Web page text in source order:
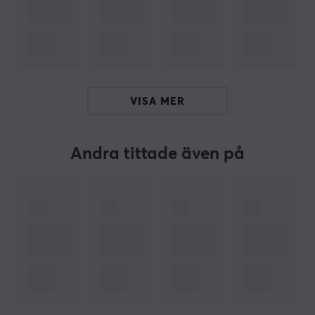
tangentbordsvärlden med storm. Deras hemlighet? En
VISA MER
Andra tittade även på